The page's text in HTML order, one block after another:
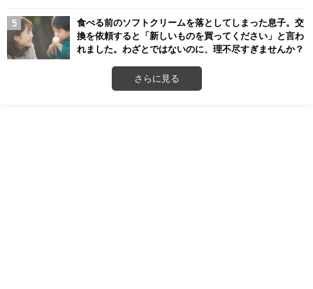
食べる前のソフトクリームを落としてしまった息子。交
換を依頼すると「新しいものを買ってください」と言わ
れました。わざとではないのに、理不尽すぎませんか？
さらに見る